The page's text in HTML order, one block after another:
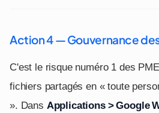
Action 4 — Gouvernance
C'est le risque numéro 1 des
fichiers partagés en « toute
». Dans Applications > Google